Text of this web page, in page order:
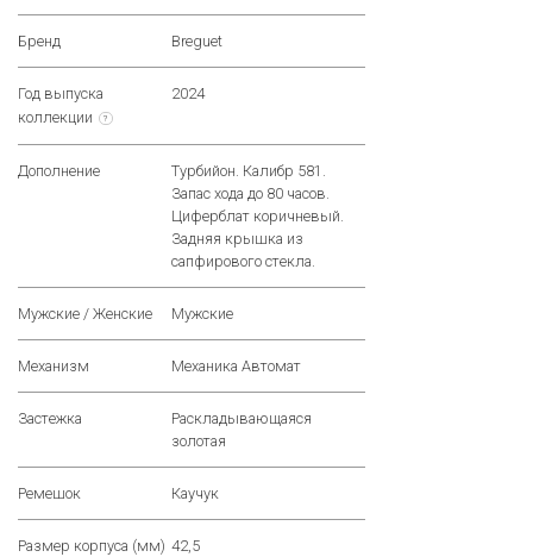
Бренд Breguet
Год выпуска
коллекции
?
2024
Дополнение
Турбийон. Калибр 581.
Запас хода до 80 часов.
Циферблат коричневый.
Задняя крышка из
сапфирового стекла.
Мужские / Женские Мужские
Механизм Механика Автомат
Застежка
Раскладывающаяся
золотая
Ремешок Каучук
Размер корпуса (мм) 42,5